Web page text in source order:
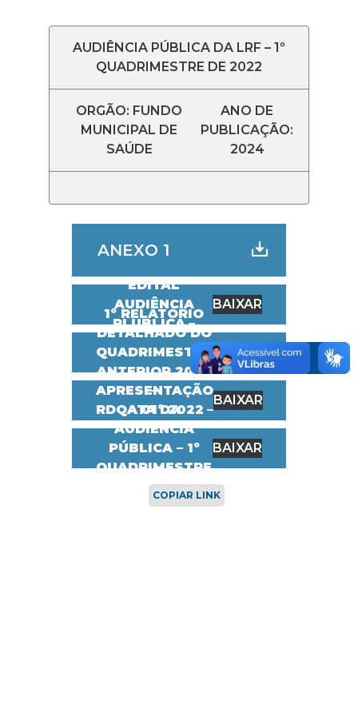
AUDIÊNCIA PÚBLICA DA LRF – 1º
QUADRIMESTRE DE 2022
ORGÃO: FUNDO
MUNICIPAL DE
SAÚDE
ANO DE
PUBLICAÇÃO:
2024
ANEXO 1
EDITAL
AUDIÊNCIA
PLÚBLICA–
BAIXAR
1º RELATÓRIO
DETALHADO DO
QUADRIMESTRE
ANTERIOR 2022
–
BAIXAR
APRESENTAÇÃO
RDQA 01º 2022 –
BAIXAR
ATA DA
AUDIÊNCIA
PÚBLICA – 1º
QUADRIMESTRE
DE 2022
BAIXAR
COPIAR LINK